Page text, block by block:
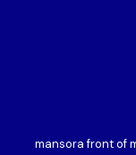
mansora front of